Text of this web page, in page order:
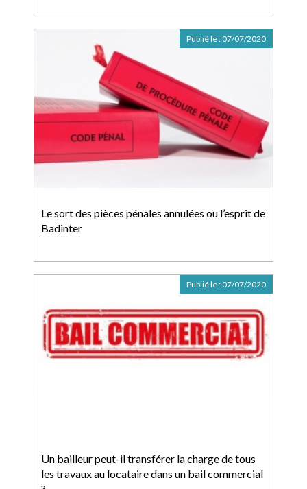
Le sort des pièces pénales annulées ou l’esprit de
Badinter
Publié le : 07/07/2020
Un bailleur peut-il transférer la charge de tous
les travaux au locataire dans un bail commercial
Publié le : 07/07/2020